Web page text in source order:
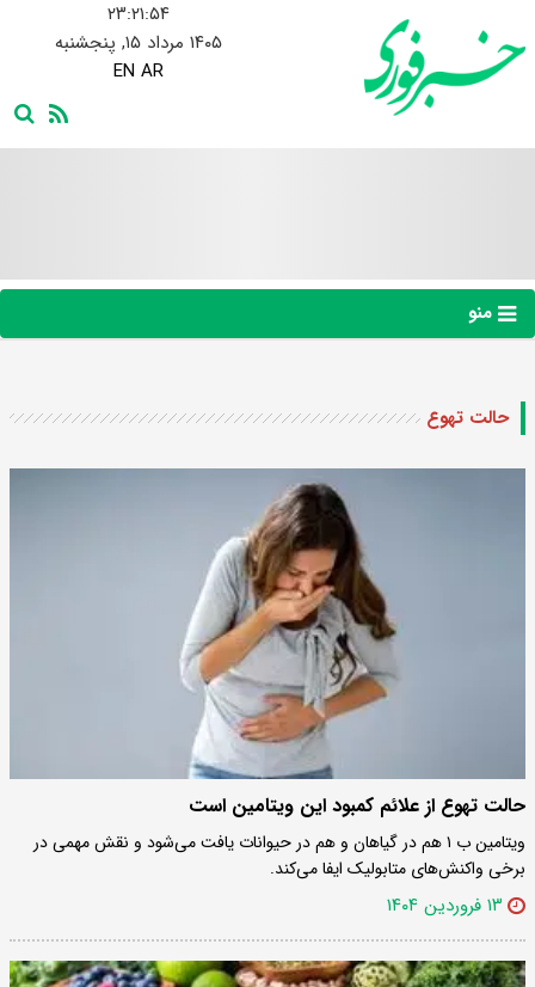
۲۳:۲۱:۵۵
۱۴۰۵ مرداد ۱۵, پنجشنبه
EN AR
منو
حالت تهوع
حالت تهوع از علائم کمبود این ویتامین است
ویتامین ب ۱ هم در گیاهان و هم در حیوانات یافت می‌شود و نقش مهمی در
برخی واکنش‌های متابولیک ایفا می‌کند.
۱۳ فروردین ۱۴۰۴